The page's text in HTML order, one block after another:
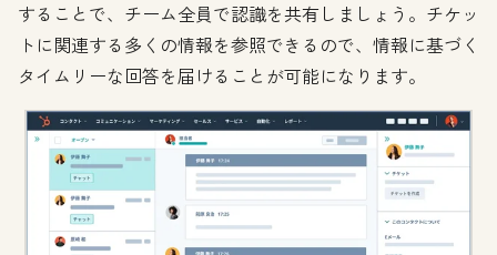
することで、チーム全員で認識を共有しましょう。チケッ
トに関連する多くの情報を参照できるので、情報に基づく
タイムリーな回答を届けることが可能になります。